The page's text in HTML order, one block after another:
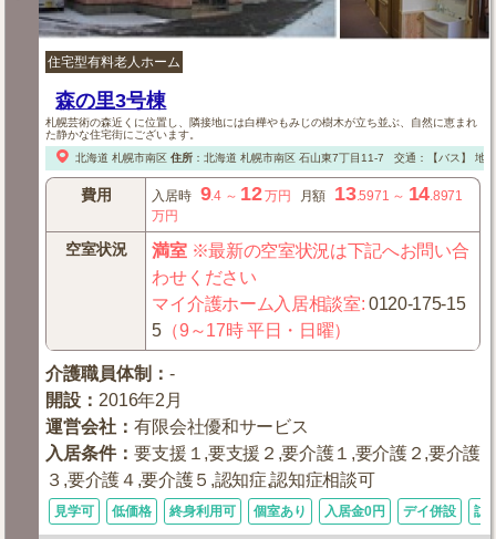
住宅型有料老人ホーム
森の里3号棟
札幌芸術の森近くに位置し、隣接地には白樺やもみじの樹木が立ち並ぶ、自然に恵まれ
た静かな住宅街にございます。
北海道 札幌市南区 住所： 北海道 札幌市南区石山東7丁目11-7 交通：【バス】 地
費用 入居時 9.4～ 12万円 月額 13.5971 ～ 14.8971
万円
空室状況 満室※最新の空室状況は下記へお問い合
わせください
マイ介護ホーム入居相談室:0120-175-15
5 （9～17時 平日・日曜）
介護職員体制 ：-
開設 ： 2016年2月
運営会社 ：有限会社優和サービス
入居条件：要支援１,要支援２,要介護１,要介護２,要介護
３,要介護４,要介護５,認知症,認知症相談可
見学可 低価格 終身利用可 個室あり 入居金0円 デイ併設 訪